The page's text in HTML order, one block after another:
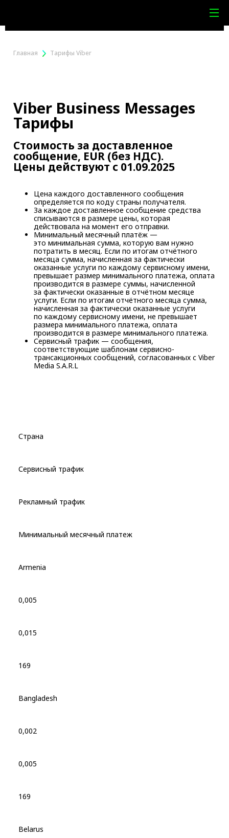
Главная Тарифы Viber
Viber Business Messages
Тарифы
Стоимость за доставленное
сообщение, EUR (без НДС).
Цены действуют с 01.09.2025
Цена каждого доставленного сообщения
определяется по коду страны получателя.
За каждое доставленное сообщение средства
списываются в размере цены, которая
действовала на момент его отправки.
Минимальный месячный платёж —
это минимальная сумма, которую вам нужно
потратить в месяц. Если по итогам отчётного
месяца сумма, начисленная за фактически
оказанные услуги по каждому сервисному имени,
превышает размер минимального платежа, оплата
производится в размере суммы, начисленной
за фактически оказанные в отчётном месяце
услуги. Если по итогам отчётного месяца сумма,
начисленная за фактически оказанные услуги
по каждому сервисному имени, не превышает
размера минимального платежа, оплата
производится в размере минимального платежа.
Сервисный трафик — сообщения,
соответствующие шаблонам сервисно-
трансакционных сообщений, согласованных с Viber
Media S.A.R.L
Страна
Сервисный трафик
Рекламный трафик
Минимальный месячный платеж
Armenia
0,005
0,015
169
Bangladesh
0,002
0,005
169
Belarus